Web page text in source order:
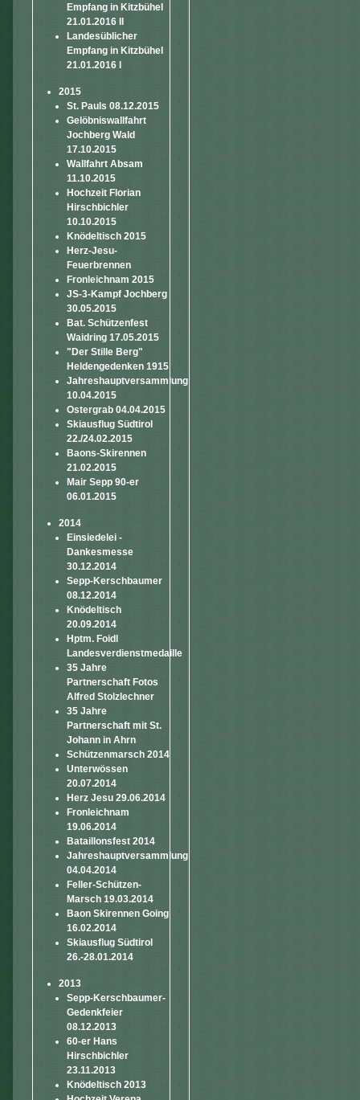
Empfang in Kitzbühel
21.01.2016 II
Landesüblicher
Empfang in Kitzbühel
21.01.2016 I
2015
St. Pauls 08.12.2015
Gelöbniswallfahrt
Jochberg Wald
17.10.2015
Wallfahrt Absam
11.10.2015
Hochzeit Florian
Hirschbichler
10.10.2015
Knödeltisch 2015
Herz-Jesu-
Feuerbrennen
Fronleichnam 2015
JS-3-Kampf Jochberg
30.05.2015
Bat. Schützenfest
Waidring 17.05.2015
"Der Stille Berg"
Heldengedenken 1915
Jahreshauptversammlung
10.04.2015
Ostergrab 04.04.2015
Skiausflug Südtirol
22./24.02.2015
Baons-Skirennen
21.02.2015
Mair Sepp 90-er
06.01.2015
2014
Einsiedelei -
Dankesmesse
30.12.2014
Sepp-Kerschbaumer
08.12.2014
Knödeltisch
20.09.2014
Hptm. Foidl
Landesverdienstmedaille
35 Jahre
Partnerschaft Fotos
Alfred Stolzlechner
35 Jahre
Partnerschaft mit St.
Johann in Ahrn
Schützenmarsch 2014
Unterwössen
20.07.2014
Herz Jesu 29.06.2014
Fronleichnam
19.06.2014
Bataillonsfest 2014
Jahreshauptversammlung
04.04.2014
Feller-Schützen-
Marsch 19.03.2014
Baon Skirennen Going
16.02.2014
Skiausflug Südtirol
26.-28.01.2014
2013
Sepp-Kerschbaumer-
Gedenkfeier
08.12.2013
60-er Hans
Hirschbichler
23.11.2013
Knödeltisch 2013